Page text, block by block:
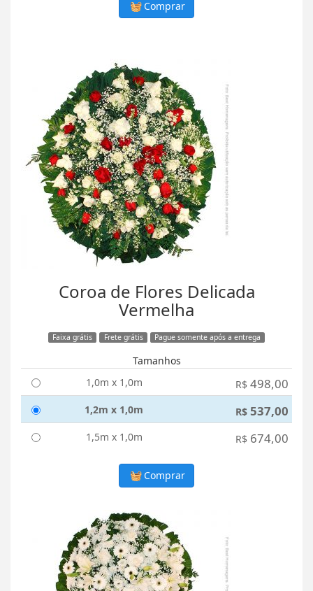
Comprar
Coroa de Flores Delicada
Vermelha
Faixa grátis Frete grátis Pague somente após a entrega
Tamanhos
1,0m x 1,0m
R$ 498,00
1,2m x 1,0m R$ 537,00
1,5m x 1,0m R$ 674,00
Comprar